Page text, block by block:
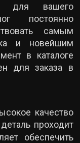
для вашего
постоянно
самым
и новейшим
в каталоге
для заказа в
качество
проходит
обеспечить